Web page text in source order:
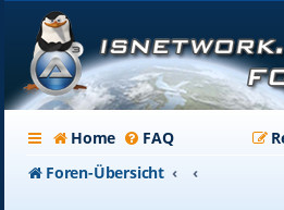
Home FAQ
Foren-Übersicht